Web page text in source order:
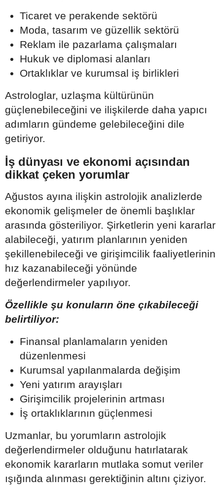
Ticaret ve perakende sektörü
Moda, tasarım ve güzellik sektörü
Reklam ile pazarlama çalışmaları
Hukuk ve diplomasi alanları
Ortaklıklar ve kurumsal iş birlikleri
Astrologlar, uzlaşma kültürünün
güçlenebileceğini ve ilişkilerde daha yapıcı
adımların gündeme gelebileceğini dile
getiriyor.
İş dünyası ve ekonomi açısından
dikkat çeken yorumlar
Ağustos ayına ilişkin astrolojik analizlerde
ekonomik gelişmeler de önemli başlıklar
arasında gösteriliyor. Şirketlerin yeni kararlar
alabileceği, yatırım planlarının yeniden
şekillenebileceği ve girişimcilik faaliyetlerinin
hız kazanabileceği yönünde
değerlendirmeler yapılıyor.
Özellikle şu konuların öne çıkabileceği
belirtiliyor:
Finansal planlamaların yeniden
düzenlenmesi
Kurumsal yapılanmalarda değişim
Yeni yatırım arayışları
Girişimcilik projelerinin artması
İş ortaklıklarının güçlenmesi
Uzmanlar, bu yorumların astrolojik
değerlendirmeler olduğunu hatırlatarak
ekonomik kararların mutlaka somut veriler
ışığında alınması gerektiğinin altını çiziyor.